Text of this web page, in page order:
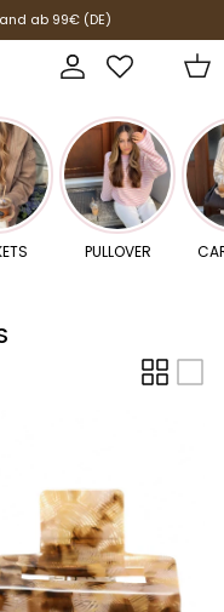
ab 99€ (DE)
Konto
PULLOVER